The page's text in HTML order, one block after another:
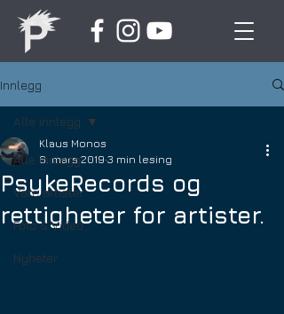
Innlegg
Alle innlegg
Våre artister
Foto & Video
Nyheter
Alle innlegg
PsykeRecords og
rettigheter for artister.
Klaus Monos
6. mars 2019 3 min lesing